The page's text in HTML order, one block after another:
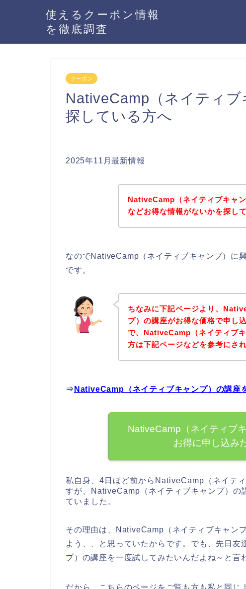
使えるクーポン情報
を徹底調査
クーポン
NativeCamp（ネイティ
探している方へ
2025年11月最新情報
NativeCamp（ネイティブキャ
などお得な情報がないかを探し
なのでNativeCamp（ネイティブキャンプ）に
です。
ちなみに下記ページより、
プ）の講座がお得な価格で申し
で、NativeCamp（ネイティブ
方は下記ページなどを参考にさ
⇒ NativeCamp（ネイティブキャンプ）の講座
NativeCamp（ネイティブ
お得に申し込み
私自身、4日ほど前からNativeCamp（ネイテ
すが、NativeCamp（ネイティブキャンプ）の
ていました。
その理由は、NativeCamp（ネイティブキャン
よう、、と思っていたからです。でも、先日
プ）の講座を一度試してみたいんだよね～と言
だから、こちらのページをご覧も方も私と同じ